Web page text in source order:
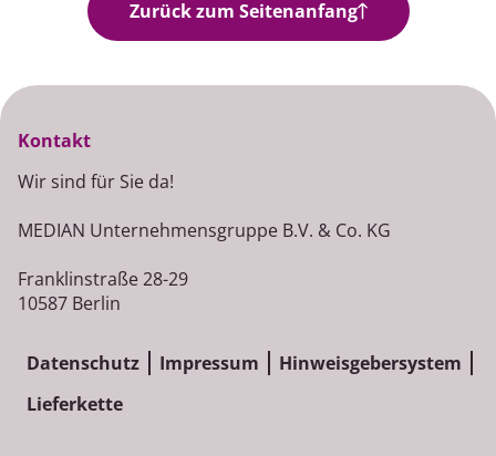
Zurück zum Seitenanfang
Kontakt
Wir sind für Sie da!
MEDIAN Unternehmensgruppe B.V. & Co. KG
Franklinstraße 28-29
10587 Berlin
Datenschutz Impressum
Hinweisgebersystem
Lieferkette